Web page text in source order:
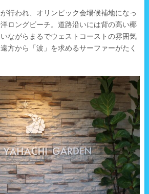
行われ、オリンピック会場候補地になっ
ロングビーチ。道路沿いには背の高い椰
ながらまるでウェストコーストの雰囲気
方から「波」を求めるサーファーがたく